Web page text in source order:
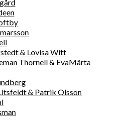
& Lovisa Witt
Thornell & EvaMärta
& Patrik Olsson